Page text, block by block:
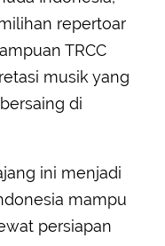
repertoar
TRCC
musik yang
di
ini menjadi
mampu
persiapan